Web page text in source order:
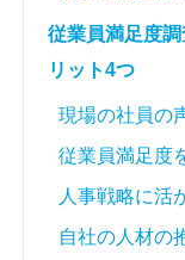
従業員満足度
リット4つ
現場の社員の
従業員満足度
人事戦略に活
自社の人材の